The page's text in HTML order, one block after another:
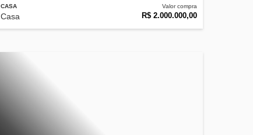
CASA
Casa
Valor compra
R$ 2.000.000,00